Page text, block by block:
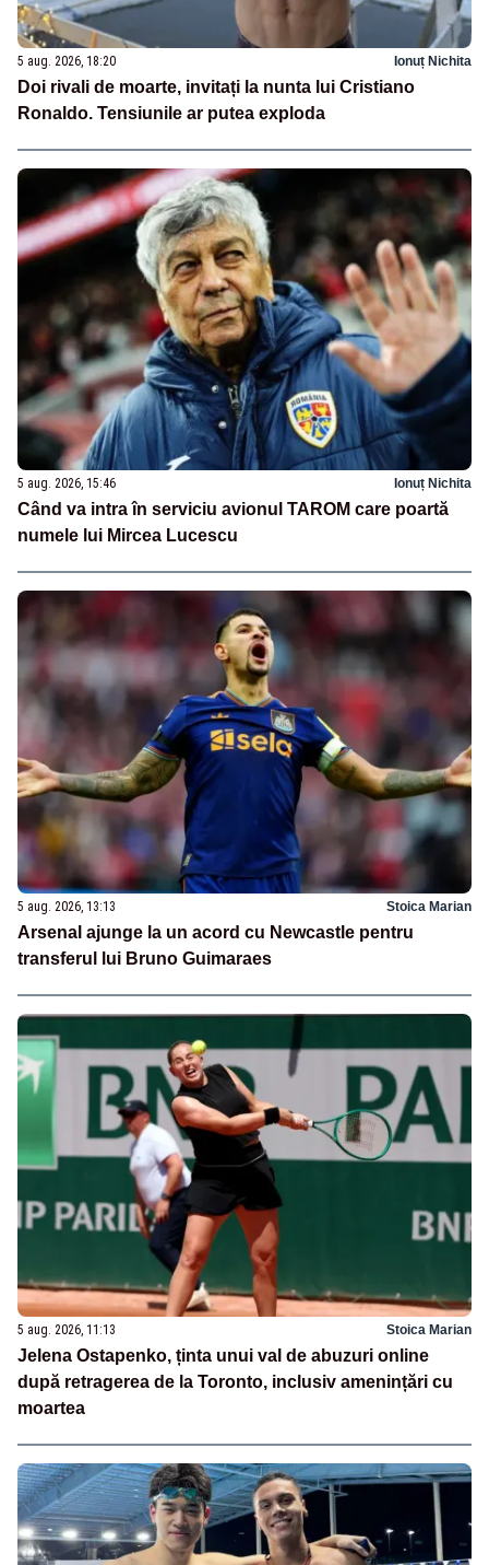
5 aug. 2026, 18:20 Ionuț Nichita
Doi rivali de moarte, invitați la nunta lui Cristiano
Ronaldo. Tensiunile ar putea exploda
5 aug. 2026, 15:46 Ionuț Nichita
Când va intra în serviciu avionul TAROM care poartă
numele lui Mircea Lucescu
5 aug. 2026, 13:13 Stoica Marian
Arsenal ajunge la un acord cu Newcastle pentru
transferul lui Bruno Guimaraes
5 aug. 2026, 11:13 Stoica Marian
Jelena Ostapenko, ținta unui val de abuzuri online
după retragerea de la Toronto, inclusiv amenințări cu
moartea